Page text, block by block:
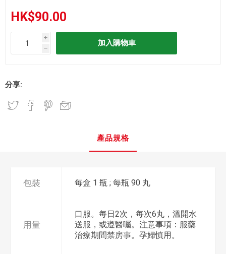
HK$90.00
i
h
分享:
產品規格
包裝 每盒 1 瓶 ; 每瓶 90 丸
用量
口服。每日2次，每次6丸，溫開水
送服，或遵醫囑。注意事項：服藥
治療期間禁房事。孕婦慎用。